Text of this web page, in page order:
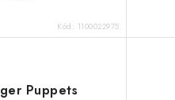
Kód: 1100022975
Puppets